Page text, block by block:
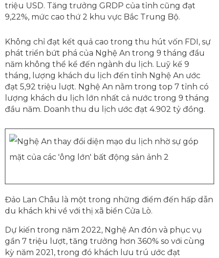
triệu USD. Tăng trưởng GRDP của tỉnh cũng đạt
9,22%, mức cao thứ 2 khu vực Bắc Trung Bộ.
Không chỉ đạt kết quả cao trong thu hút vốn FDI, sự
phát triển bứt phá của Nghệ An trong 9 tháng đầu
năm không thể kể đến ngành du lịch. Luỹ kế 9
tháng, lượng khách du lịch đến tỉnh Nghệ An ước
đạt 5,92 triệu lượt. Nghệ An nằm trong top 7 tỉnh có
lượng khách du lịch lớn nhất cả nước trong 9 tháng
đầu năm. Doanh thu du lịch ước đạt 4.902 tỷ đồng.
Đảo Lan Châu là một trong những điểm đến hấp dẫn
du khách khi về với thị xã biển Cửa Lò.
Dự kiến trong năm 2022, Nghệ An đón và phục vụ
gần 7 triệu lượt, tăng trưởng hơn 360% so với cùng
kỳ năm 2021, trong đó khách lưu trú ước đạt